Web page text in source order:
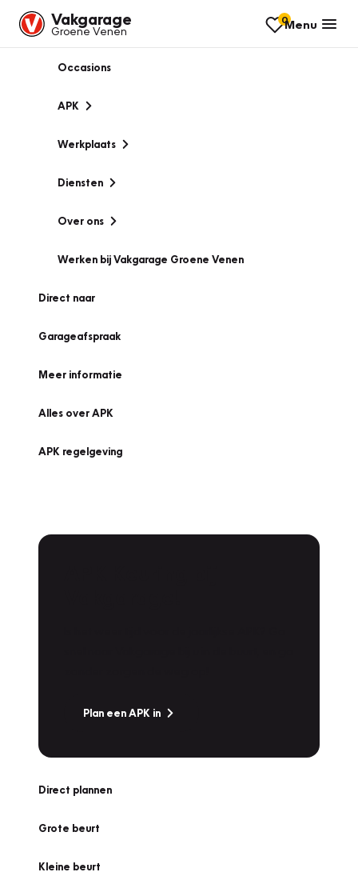
Vakgarage
Groene Venen
0Menu
Occasions
APK
Werkplaats
Diensten
Over ons
Werken bij Vakgarage Groene Venen
Direct naar
Garageafspraak
Meer informatie
Alles over APK
APK regelgeving
Plan een APK in
Direct plannen
Grote beurt
Kleine beurt